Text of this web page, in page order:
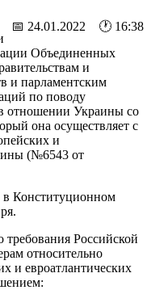
📅 24.01.2022 🕐 16:38
Объединенных
и
и парламентским
по поводу
отношении Украины со
она осуществляет с
и
(№6543 от
в Конституционном
требования Российской
относительно
и евроатлантических